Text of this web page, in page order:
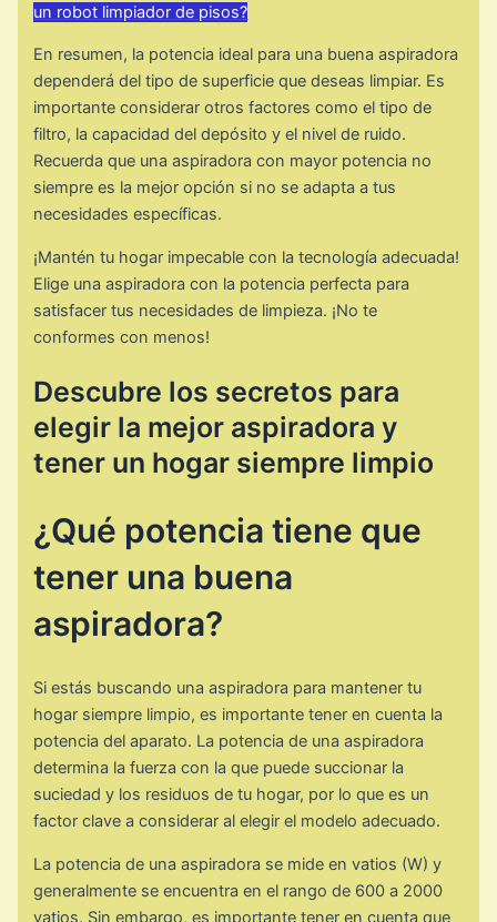
un robot limpiador de pisos?
En resumen, la potencia ideal para una buena aspiradora
dependerá del tipo de superficie que deseas limpiar. Es
importante considerar otros factores como el tipo de
filtro, la capacidad del depósito y el nivel de ruido.
Recuerda que una aspiradora con mayor potencia no
siempre es la mejor opción si no se adapta a tus
necesidades específicas.
¡Mantén tu hogar impecable con la tecnología adecuada!
Elige una aspiradora con la potencia perfecta para
satisfacer tus necesidades de limpieza. ¡No te
conformes con menos!
Descubre los secretos para
elegir la mejor aspiradora y
tener un hogar siempre limpio
¿Qué potencia tiene que
tener una buena
aspiradora?
Si estás buscando una aspiradora para mantener tu
hogar siempre limpio, es importante tener en cuenta la
potencia del aparato. La potencia de una aspiradora
determina la fuerza con la que puede succionar la
suciedad y los residuos de tu hogar, por lo que es un
factor clave a considerar al elegir el modelo adecuado.
La potencia de una aspiradora se mide en vatios (W) y
generalmente se encuentra en el rango de 600 a 2000
vatios. Sin embargo, es importante tener en cuenta que